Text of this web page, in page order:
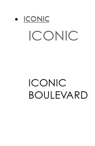
ICONIC
ICONIC
ICONIC
BOULEVARD